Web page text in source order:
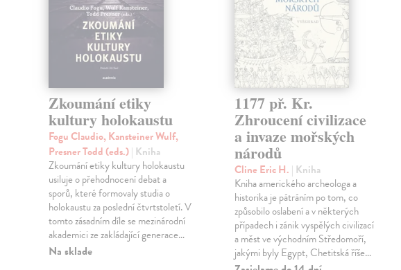
Zkoumání etiky
kultury holokaustu
Fogu Claudio, Kansteiner Wulf,
Presner Todd (eds.)| Kniha
Zkoumání etiky kultury holokaustu
usiluje o přehodnocení debat a
sporů, které formovaly studia o
holokaustu za poslední čtvrtstoletí. V
tomto zásadním díle se mezinárodní
akademici ze zakládající generace…
Na sklade
1177 př. Kr.
Zhroucení civilizace
a invaze mořských
národů
Cline Eric H. | Kniha
Kniha amerického archeologa a
historika je pátráním po tom, co
způsobilo oslabení a v některých
případech i zánik vyspělých civilizací
a měst ve východním Středomoří,
jakými byly Egypt, Chetitská říše…